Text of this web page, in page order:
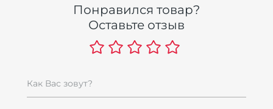
Понравился товар?
Оставьте отзыв
Как Вас зовут?